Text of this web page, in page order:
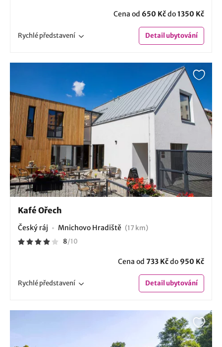
Cena od 650 Kčdo1350 Kč
Rychlépředstavení Detailubytování
Kafé Ořech
Český ráj Mnichovo Hradiště (17 km)
8/10
Cena od 733 Kčdo 950 Kč
Rychlépředstavení Detailubytování